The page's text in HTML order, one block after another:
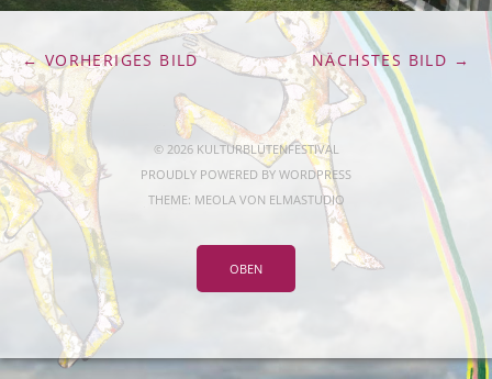
← VORHERIGES BILD NÄCHSTES BILD →
© 2026 KULTURBLÜTENFESTIVAL
PROUDLY POWERED BY WORDPRESS
THEME: MEOLA VON ELMASTUDIO
OBEN